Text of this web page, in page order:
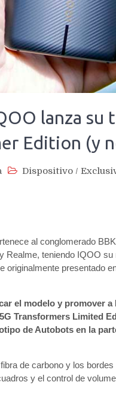
lanza
Edition (y
Dispositivo /
al conglomerado
Realme, teniendo IQOO
originalmente presentado
el modelo y promover
Transformers Limited
de Autobots en la
de carbono y los
y el control de